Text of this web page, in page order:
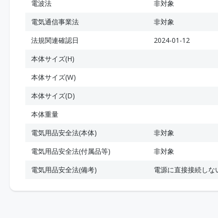
電波法
非対象
電気通信事業法
非対象
法規関連確認日
2024-01-12
本体サイズ(H)
本体サイズ(W)
本体サイズ(D)
本体重量
電気用品安全法(本体)
非対象
電気用品安全法(付属品等)
非対象
電気用品安全法(備考)
電源に直接接続しな